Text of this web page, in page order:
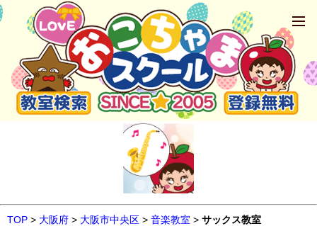
TOP > 大阪府 > 大阪市中央区 > 音楽教室 > サックス教室